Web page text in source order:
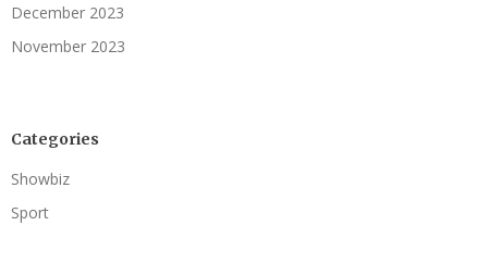
December 2023
November 2023
Categories
Showbiz
Sport